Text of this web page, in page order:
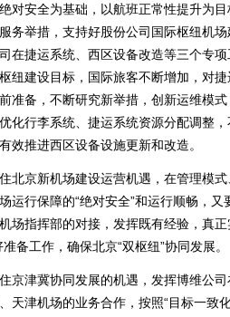
安全为基础，以航班正常性提升为目
务举措，支持好股份公司国际枢纽机
在捷运系统、西区设备改造等三个专
纽建设目标，国际旅客不断增加，对
准备，不断研究新举措，创新运维模
化行李系统、捷运系统资源分配调整
效推进西区设备设施更新和改造。
京新机场建设运营机遇，在管理模式
运行保障的“绝对安全”和运行顺畅，又
场指挥部的对接，发挥既有经验，真正
备工作，确保北京“双枢纽”协同发展。
津冀协同发展的机遇，发挥博维公司
天津机场的业务合作，按照“目标一致